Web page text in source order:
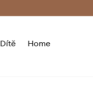
Dítě Home